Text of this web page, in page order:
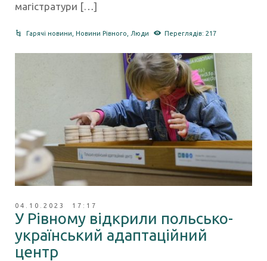
магістратури […]
Гарячі новини ,Новини Рівного Люди Переглядів: 217
04.10.2023 17:17
У Рівному відкрили польсько-
український адаптаційний
центр